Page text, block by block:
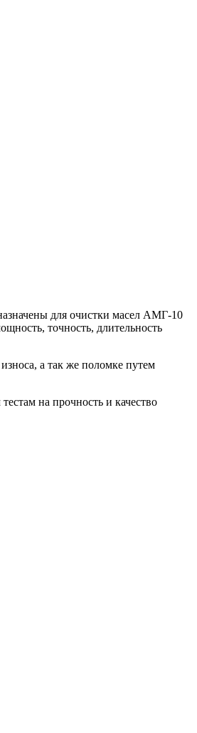
для очистки масел АМГ-10
точность, длительность
а так же поломке путем
на прочность и качество